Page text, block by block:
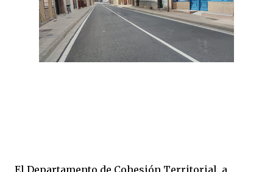
El Departamento de Cohesión Territorial, a